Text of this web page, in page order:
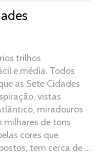
trilhos
e média. Todos
as Sete Cidades
vistas
miradouros
milhares de tons
cores que
tem cerca de …